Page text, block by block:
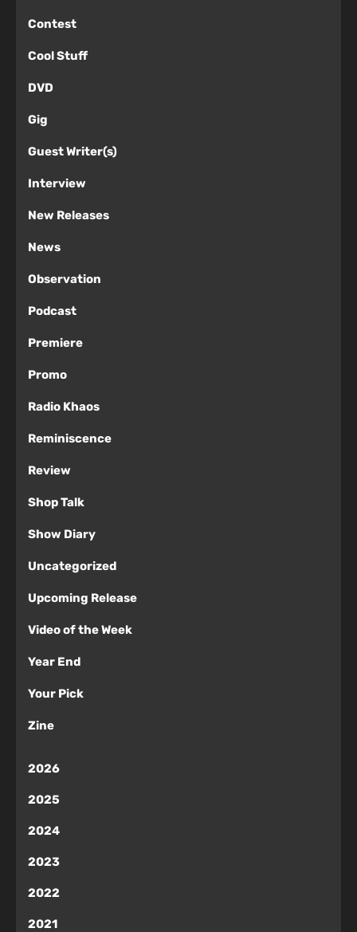
Contest
Cool Stuff
DVD
Gig
Guest Writer(s)
Interview
New Releases
News
Observation
Podcast
Premiere
Promo
Radio Khaos
Reminiscence
Review
Shop Talk
Show Diary
Uncategorized
Upcoming Release
Video of the Week
Year End
Your Pick
Zine
2026
2025
2024
2023
2022
2021